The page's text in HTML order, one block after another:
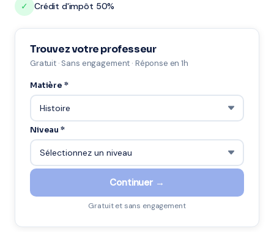
✓
Crédit d'impôt 50%
Trouvez votre professeur
Gratuit · Sans engagement · Réponse en 1h
Matière *
Niveau *
Continuer →
Gratuit et sans engagement